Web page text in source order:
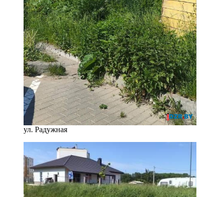
ул. Радужная